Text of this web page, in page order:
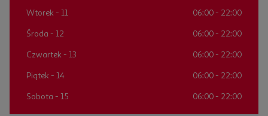
Wtorek - 11 06:00 - 22:00
Środa - 12 06:00 - 22:00
Czwartek - 13 06:00 - 22:00
Piątek - 14 06:00 - 22:00
Sobota - 15 06:00 - 22:00